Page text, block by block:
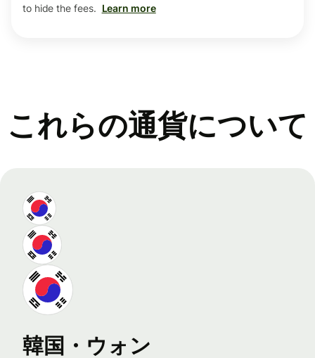
to hide the fees. Learn more
これらの通貨について
韓国・ウォン